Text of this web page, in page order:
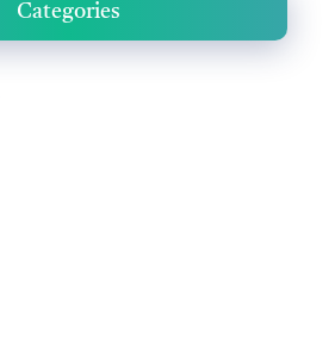
Categories